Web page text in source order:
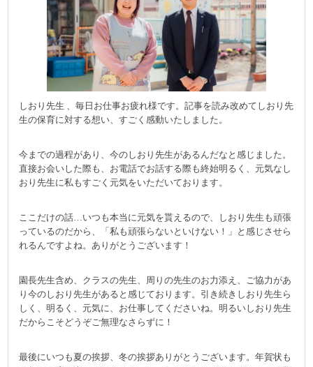
しおり先生 、毎日お仕事お疲れ様です。記事を読み改めてしおり先
生の保育に対する想い、すごく感動いたしました。
今までの過程があり、今のしおり先生があるんだなと感じました。
直接お会いした際も、お電話でお話する際も終始明るく、元気なし
おり先生に私もすごく元気をいただいております。
ここだけの話…いつも本当に元気を貰えるので、しおり先生も頑張
っているのだから、「私も頑張らないといけない！」と感じさせら
れるんですよね。ありがとうございます！
園長先生含め、クラスの先生、周りの先生のお力添え、ご協力があ
り今のしおり先生があると感じております。引き続きしおり先生ら
しく、明るく、元気に、お仕事してくださいね。明るいしおり先生
だからこそどうぞご無理なさらずに！
最後にいつも夏の挨拶、冬の挨拶ありがとうございます。年賀状も